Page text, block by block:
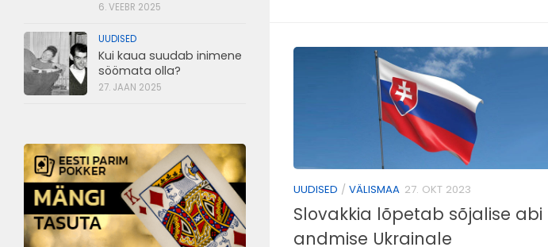
UUDISED / VÄLISMAA 27. OKT 2023
Slovakkia lõpetab sõjalise abi
andmise Ukrainale
6. VEEBR 2025
UUDISED
Kui kaua suudab inimene
söömata olla?
27. JAAN 2025